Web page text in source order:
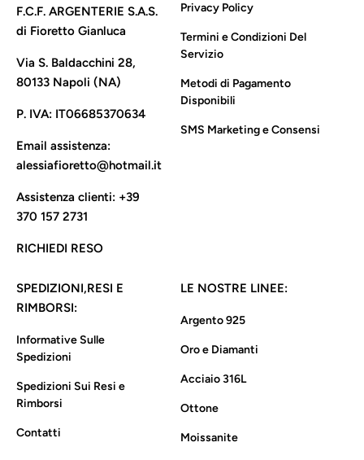
F.C.F. ARGENTERIE S.A.S.
di Fioretto Gianluca
Via S. Baldacchini 28,
80133 Napoli (NA)
P. IVA: IT06685370634
Email assistenza:
alessiafioretto@hotmail.it
Assistenza clienti: +39
370 157 2731
RICHIEDI RESO
Privacy Policy
Termini e Condizioni Del
Servizio
Metodi di Pagamento
Disponibili
SMS Marketing e Consensi
SPEDIZIONI,RESI E
RIMBORSI:
Informative Sulle
Spedizioni
Spedizioni Sui Resi e
Rimborsi
Contatti
LE NOSTRE LINEE:
Argento 925
Oro e Diamanti
Acciaio 316L
Ottone
Moissanite